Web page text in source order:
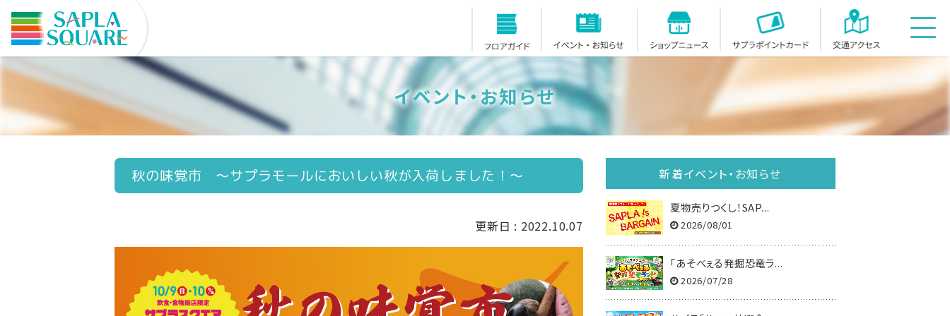
フロアガイド イベント・お知らせ ショップニュース サプラスクエアポイントカ
アクセス
イベント・お知らせ
秋の味覚市 ～サプラモールにおいしい秋が入荷しました！～
更新日 : 2022.10.07
新着イベント・お知らせ
夏物売りつくし！SAP...
2026/08/01
「あそべぇる発掘恐竜ラ...
2026/07/28